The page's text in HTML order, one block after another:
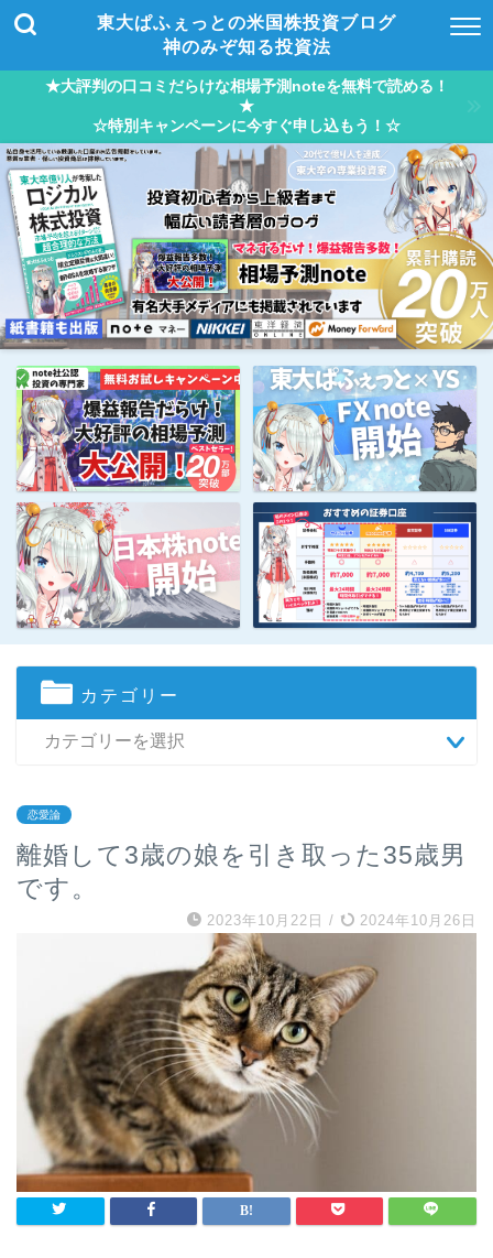
東大ぱふぇっとの米国株投資ブログ
神のみぞ知る投資法
★大評判の口コミだらけな相場予測noteを無料で読める！
★
☆特別キャンペーンに今すぐ申し込もう！☆
カテゴリー
恋愛論
離婚して3歳の娘を引き取った35歳男
です。
2023年10月22日 / 2024年10月26日